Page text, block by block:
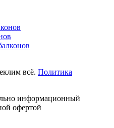
всё. Политика
информационный
офертой